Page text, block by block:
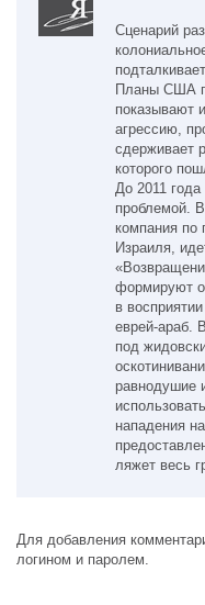
Сценарий
Планы США
показывают
агрессию,
сдерживает
которого
До 2011
проблемой.
компания по
Израиля,
формируют
в
еврей-араб.
под
равнодушие
нападения
ляжет весь
Для добавления
логином и паролем.